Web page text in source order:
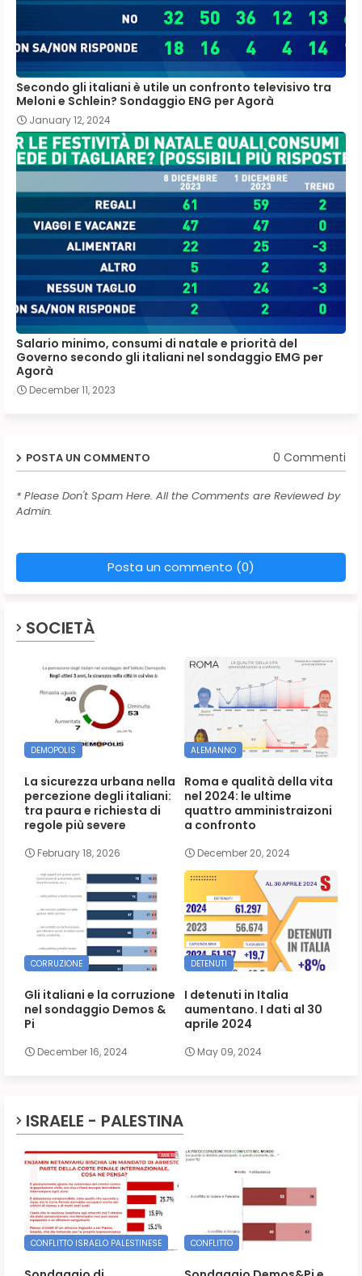
Secondo gli italiani è utile un confronto televisivo tra
Meloni e Schlein? Sondaggio ENG per Agorà
January 12, 2024
Salario minimo, consumi di natale e priorità del
Governo secondo gli italiani nel sondaggio EMG per
Agorà
December 11, 2023
POSTA UN COMMENTO 0 Commenti
* Please Don't Spam Here. All the Comments are Reviewed by
Admin.
Posta un commento (0)
SOCIETÀ
DEMOPOLIS
La sicurezza urbana nella
percezione degli italiani:
tra paura e richiesta di
regole più severe
February 18, 2026
ALEMANNO
Roma e qualità della vita
nel 2024: le ultime
quattro amministraizoni
a confronto
December 20, 2024
CORRUZIONE
Gli italiani e la corruzione
nel sondaggio Demos &
Pi
December 16, 2024
DETENUTI
I detenuti in Italia
aumentano. I dati al 30
aprile 2024
May 09, 2024
ISRAELE - PALESTINA
CONFLITTO ISRAELO PALESTINESE CONFLITTO